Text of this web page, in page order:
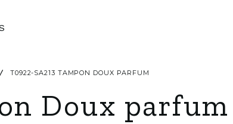
T0922-SA213 TAMPON DOUX PARFUM
Doux parfum